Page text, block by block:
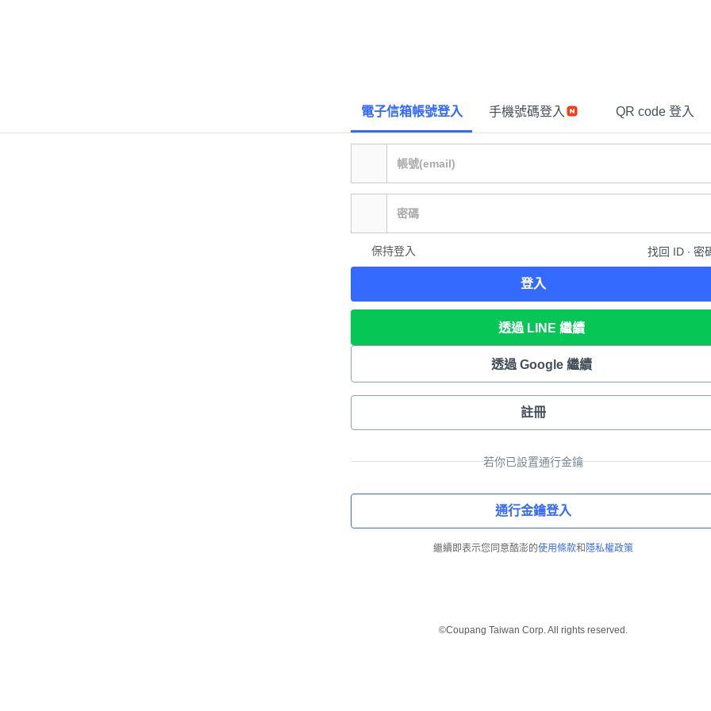
電子信箱帳號登入 手機號碼登入 QR code 登入
保持登入 找回 ID ∙ 密
登入
透過 LINE 繼續
透過 Google 繼續
註冊
若你已設置通行金鑰
通行金鑰登入
繼續即表示您同意酷澎的使用條款和 隱私權政策
©Coupang Taiwan Corp. All rights reserved.